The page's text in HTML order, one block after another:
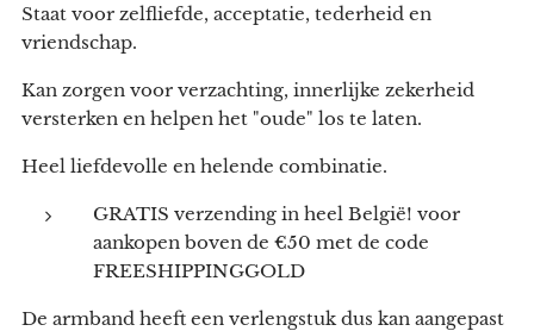
Staat voor zelfliefde, acceptatie, tederheid en
vriendschap.
Kan zorgen voor verzachting, innerlijke zekerheid
versterken en helpen het "oude" los te laten.
Heel liefdevolle en helende combinatie.
GRATIS verzending in heel België! voor
aankopen boven de €50 met de code
FREESHIPPINGGOLD
De armband heeft een verlengstuk dus kan aangepast